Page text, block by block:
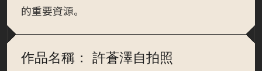
的重要資源。
作品名稱： 許蒼澤自拍照